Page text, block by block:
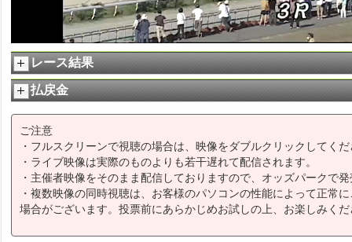
レース結果
払戻金
ご注意
・フルスクリーンで視聴の場合は、映像をダブルクリックしてく
・ライブ映像は実際のものよりも若干遅れて配信されます。
・主催者映像をそのまま配信しておりますので、オッズパークで
・複数映像の同時視聴は、お客様のパソコンの性能によって正常
場合がございます。投票前にあらかじめお試しの上、お楽しみく